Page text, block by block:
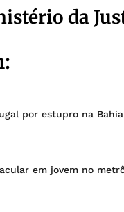
da
por estupro na
em jovem no